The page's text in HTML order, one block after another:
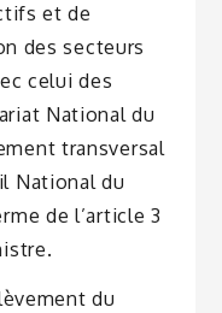
et de
des secteurs
celui des
National du
transversal
National du
de l’article 3
du